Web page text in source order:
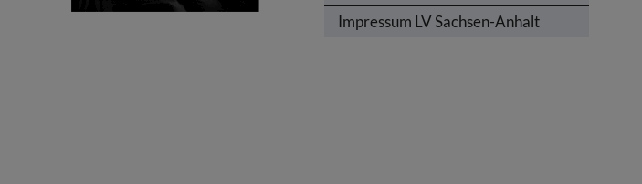
Impressum LV Sachsen-Anhalt